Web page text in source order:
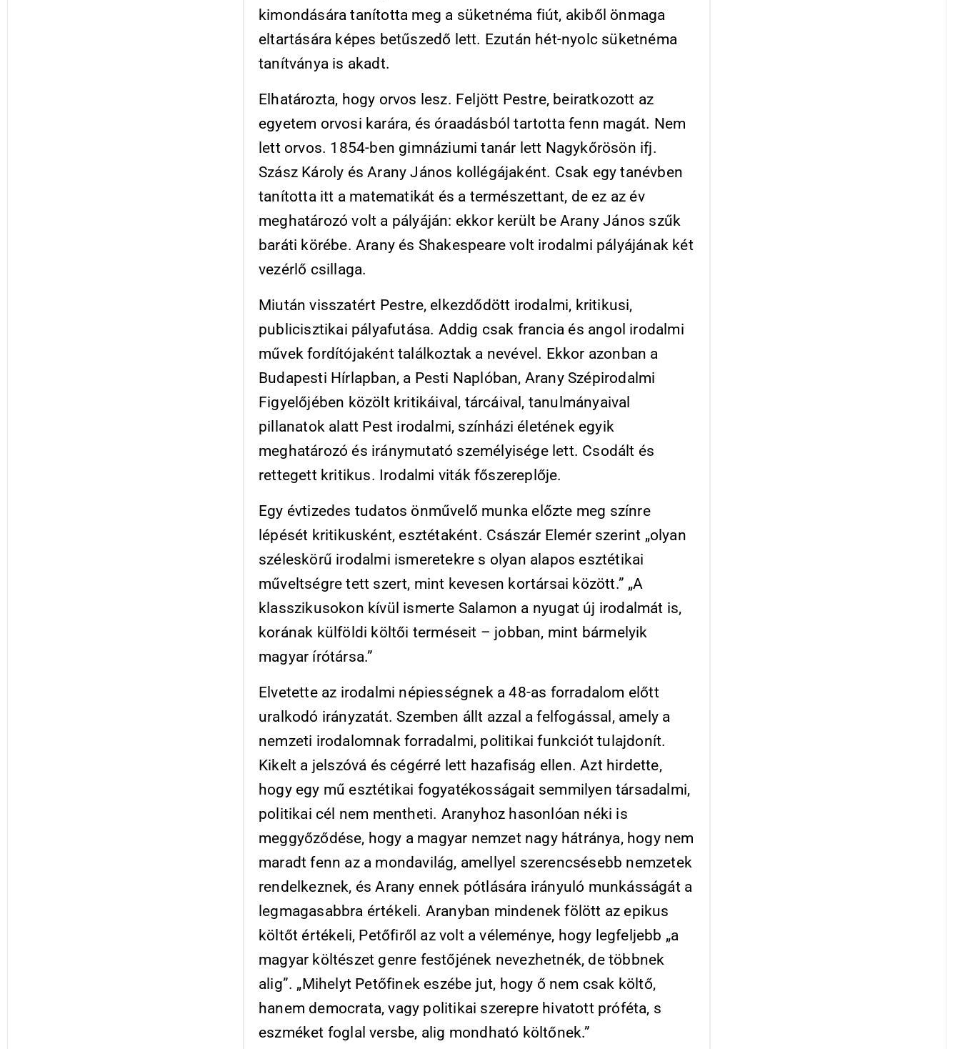
kimondására tanította meg a süketnéma fiút, akiből önmaga
eltartására képes betűszedő lett. Ezután hét-nyolc süketnéma
tanítványa is akadt.
Elhatározta, hogy orvos lesz. Feljött Pestre, beiratkozott az
egyetem orvosi karára, és óraadásból tartotta fenn magát. Nem
lett orvos. 1854-ben gimnáziumi tanár lett Nagykőrösön ifj.
Szász Károly és Arany János kollégájaként. Csak egy tanévben
tanította itt a matematikát és a természettant, de ez az év
meghatározó volt a pályáján: ekkor került be Arany János szűk
baráti körébe. Arany és Shakespeare volt irodalmi pályájának két
vezérlő csillaga.
Miután visszatért Pestre, elkezdődött irodalmi, kritikusi,
publicisztikai pályafutása. Addig csak francia és angol irodalmi
művek fordítójaként találkoztak a nevével. Ekkor azonban a
Budapesti Hírlapban, a Pesti Naplóban, Arany Szépirodalmi
Figyelőjében közölt kritikáival, tárcáival, tanulmányaival
pillanatok alatt Pest irodalmi, színházi életének egyik
meghatározó és iránymutató személyisége lett. Csodált és
rettegett kritikus. Irodalmi viták főszereplője.
Egy évtizedes tudatos önművelő munka előzte meg színre
lépését kritikusként, esztétaként. Császár Elemér szerint „olyan
széleskörű irodalmi ismeretekre s olyan alapos esztétikai
műveltségre tett szert, mint kevesen kortársai között.” „A
klasszikusokon kívül ismerte Salamon a nyugat új irodalmát is,
korának külföldi költői terméseit – jobban, mint bármelyik
magyar írótársa.”
Elvetette az irodalmi népiességnek a 48-as forradalom előtt
uralkodó irányzatát. Szemben állt azzal a felfogással, amely a
nemzeti irodalomnak forradalmi, politikai funkciót tulajdonít.
Kikelt a jelszóvá és cégérré lett hazafiság ellen. Azt hirdette,
hogy egy mű esztétikai fogyatékosságait semmilyen társadalmi,
politikai cél nem mentheti. Aranyhoz hasonlóan néki is
meggyőződése, hogy a magyar nemzet nagy hátránya, hogy nem
maradt fenn az a mondavilág, amellyel szerencsésebb nemzetek
rendelkeznek, és Arany ennek pótlására irányuló munkásságát a
legmagasabbra értékeli. Aranyban mindenek fölött az epikus
költőt értékeli, Petőfiről az volt a véleménye, hogy legfeljebb „a
magyar költészet genre festőjének nevezhetnék, de többnek
alig”. „Mihelyt Petőfinek eszébe jut, hogy ő nem csak költő,
hanem democrata, vagy politikai szerepre hivatott próféta, s
eszméket foglal versbe, alig mondható költőnek.”